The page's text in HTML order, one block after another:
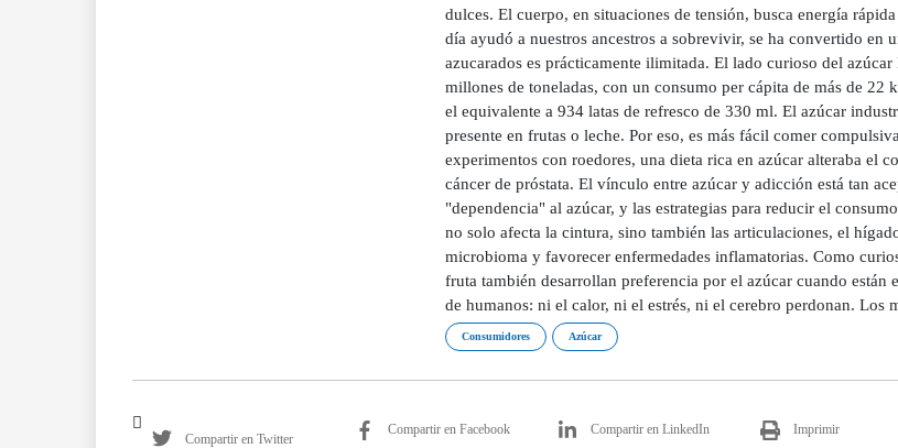
dulces. El cuerpo, en situaciones de tensión, busca energía
día ayudó a nuestros ancestros a sobrevivir, se ha convertido
azucarados es prácticamente ilimitada. El lado curioso del
millones de toneladas, con un consumo per cápita de más de
el equivalente a 934 latas de refresco de 330 ml. El azúcar
presente en frutas o leche. Por eso, es más fácil comer
experimentos con roedores, una dieta rica en azúcar alteraba el
cáncer de próstata. El vínculo entre azúcar y adicción está tan
"dependencia" al azúcar, y las estrategias para reducir el
no solo afecta la cintura, sino también las articulaciones, el
microbioma y favorecer enfermedades inflamatorias. Como
fruta también desarrollan preferencia por el azúcar cuando están
de humanos: ni el calor, ni el estrés, ni el cerebro perdonan. Los
Consumidores Azúcar
Compartir en Twitter
Compartir en Facebook Compartir en LinkedIn Imprimir